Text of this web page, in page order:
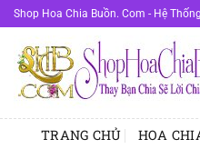
Bỏ
qua
nội
dung
Shop Hoa Chia Buồn. Com - Hệ
TRANG CHỦ HOA